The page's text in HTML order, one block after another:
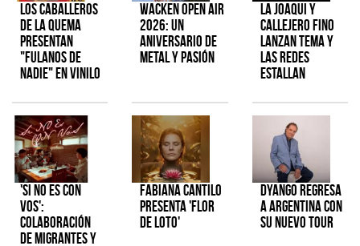
Los Caballeros
de la Quema
presentan
"Fulanos de
Nadie" en vinilo
Wacken Open Air
2026: Un
aniversario de
metal y pasión
La Joaqui y
Callejero Fino
lanzan tema y
las redes
estallan
'Si No Es Con
Vos':
colaboración
de Migrantes y
Fabiana Cantilo
presenta 'Flor
de Loto'
Dyango regresa
a Argentina con
su nuevo tour